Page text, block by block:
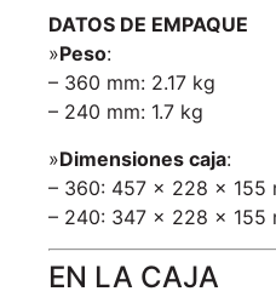
DATOS DE EMPAQUE
»Peso:
– 360 mm: 2.17 kg
– 240 mm: 1.7 kg
»Dimensiones caja:
– 360: 457 × 228 × 155
– 240: 347 × 228 × 155
EN LA CAJA